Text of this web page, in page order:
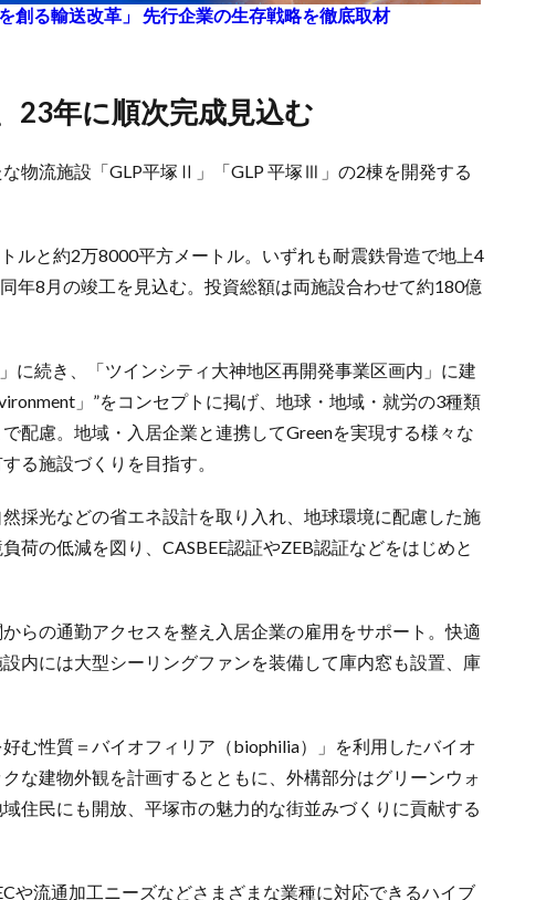
創る輸送改革」 先行企業の生存戦略を徹底取材
23年に順次完成見込む
物流施設「GLP平塚Ⅱ」「GLP 平塚Ⅲ」の2棟を開発する
ルと約2万8000平方メートル。いずれも耐震鉄骨造で地上4
年8月の竣工を見込む。投資総額は両施設合わせて約180億
続き、「ツインシティ大神地区再開発事業区画内」に建
」”をコンセプトに掲げ、地球・地域・就労の3種類
配慮。地域・入居企業と連携してGreenを実現する様々な
る施設づくりを目指す。
採光などの省エネ設計を取り入れ、地球環境に配慮した施
荷の低減を図り、CASBEE認証やZEB認証などをはじめと
らの通勤アクセスを整え入居企業の雇用をサポート。快適
内には大型シーリングファンを装備して庫内窓も設置、庫
む性質＝バイオフィリア（biophilia）」を利用したバイオ
な建物外観を計画するとともに、外構部分はグリーンウォ
住民にも開放、平塚市の魅力的な街並みづくりに貢献する
や流通加工ニーズなどさまざまな業種に対応できるハイブ